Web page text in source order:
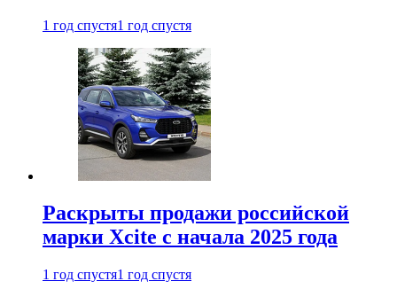
1 год спустя1 год спустя
Раскрыты продажи российской
марки Xcite с начала 2025 года
1 год спустя1 год спустя